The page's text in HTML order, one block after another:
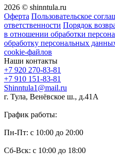
2026 © shinntula.ru
Оферта Пользовательское
ответственности Порядок
в отношении обработки
обработку персональных
cookie-файлов
Наши контакты
+7 920 270-83-81
+7 910 151-83-81
Shinntula1@mail.ru
г. Тула, Венёвское ш., д.41А
График работы:
Пн-Пт: с 10:00 до 20:00
Сб-Вск: с 10:00 до 18:00